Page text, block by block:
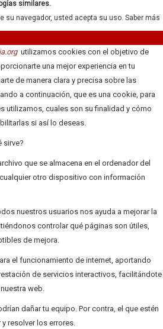
similares.
su navegador, usted acepta su uso. Saber más
utilizamos cookies con el objetivo de
una mejor experiencia en tu
de manera clara y precisa sobre las
a continuación, que es una cookie, para
utilizamos, cuales son su finalidad y cómo
si así lo deseas.
sirve?
que se almacena en el ordenador del
otro dispositivo con información
nuestros usuarios nos ayuda a mejorar la
controlar qué páginas son útiles,
de mejora.
el funcionamiento de internet, aportando
de servicios interactivos, facilitándote
web.
dañar tu equipo. Por contra, el que estén
resolver los errores.